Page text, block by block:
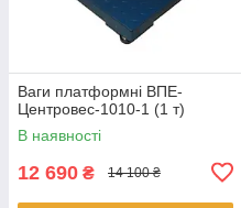
Ваги платформні ВПЕ-
Центровес-1010-1 (1 т)
В наявності
12 690 ₴ 14 100 ₴